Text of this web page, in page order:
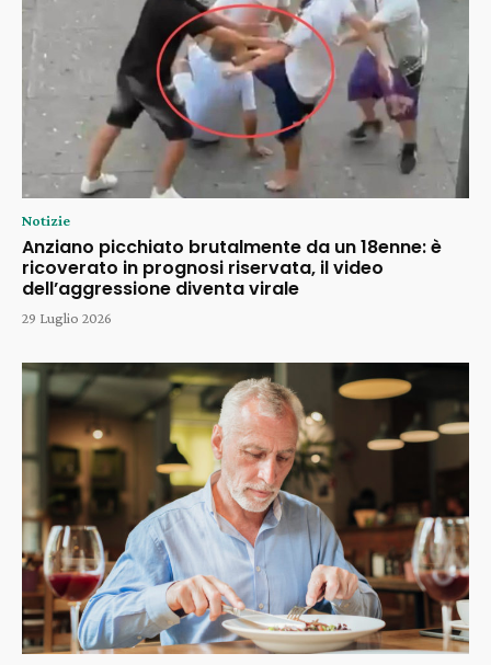
Notizie
Anziano picchiato brutalmente da un 18enne: è
ricoverato in prognosi riservata, il video
dell’aggressione diventa virale
29 Luglio 2026